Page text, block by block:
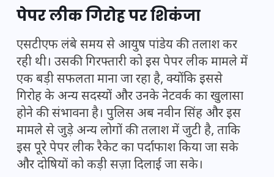
पेपर लीक गिरोह पर शिकंजा
एसटीएफ लंबे समय से आयुष पांडेय की तलाश कर
रही थी। उसकी गिरफ्तारी को इस पेपर लीक मामले में
एक बड़ी सफलता माना जा रहा है, क्योंकि इससे
गिरोह के अन्य सदस्यों और उनके नेटवर्क का खुलासा
होने की संभावना है। पुलिस अब नवीन सिंह और इस
मामले से जुड़े अन्य लोगों की तलाश में जुटी है, ताकि
इस पूरे पेपर लीक रैकेट का पर्दाफाश किया जा सके
और दोषियों को कड़ी सज़ा दिलाई जा सके।